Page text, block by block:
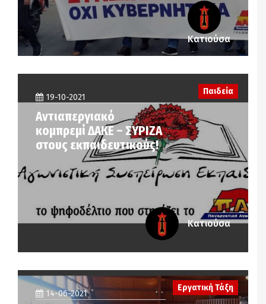
Κατιούσα
19-10-2021
Αντιαπεργιακό
κομπρεμί ΔΑΚΕ – ΣΥΡΙΖΑ
στους εκπαιδευτικούς!
Παιδεία
Κατιούσα
14-06-2021
Εργατική Τάξη